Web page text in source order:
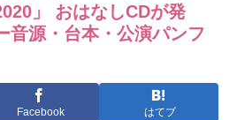
」 おはなしCDが発
音源・台本・公演パンフ
Facebook はてブ